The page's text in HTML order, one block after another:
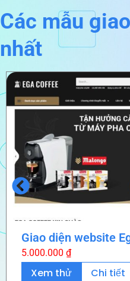
Các mẫu
nhất
Giao diện website
5.000.000 ₫
Xem thử Chi tiết